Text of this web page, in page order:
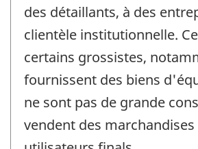
des détaillants, à des
clientèle institutionnelle.
certains grossistes,
fournissent des biens
ne sont pas de grande
vendent des marchandises